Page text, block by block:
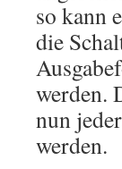
so kann
die
werden.
nun
werden.